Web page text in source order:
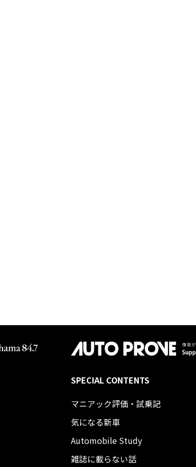
SPECIAL CONTENTS
マニアック評価・試乗記
気になる新車
Automobile Study
雑誌に載らない話